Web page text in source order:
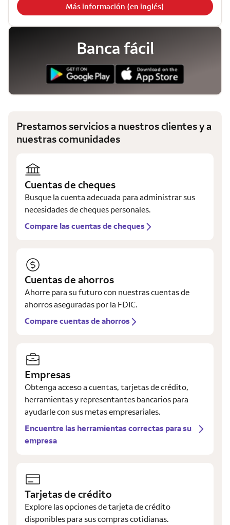
Más información (en inglés)
Banca fácil
Prestamos servicios a nuestros clientes y a
nuestras comunidades
Cuentas de cheques
Busque la cuenta adecuada para administrar sus
necesidades de cheques personales.
Compare las cuentas de cheques
Cuentas de ahorros
Ahorre para su futuro con nuestras cuentas de
ahorros aseguradas por la FDIC.
Compare cuentas de ahorros
Empresas
Obtenga acceso a cuentas, tarjetas de crédito,
herramientas y representantes bancarios para
ayudarle con sus metas empresariales.
Encuentre las herramientas correctas para su
empresa
Tarjetas de crédito
Explore las opciones de tarjeta de crédito
disponibles para sus compras cotidianas.